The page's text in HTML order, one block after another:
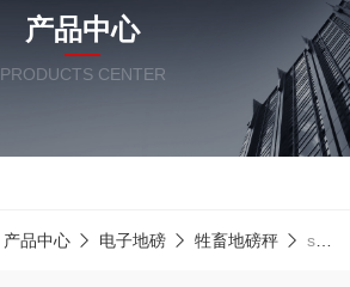
产品中心
PRODUCTS CENTER
产品中心 电子地磅 牲畜地磅秤 scs上海牲畜地磅称猪电子秤